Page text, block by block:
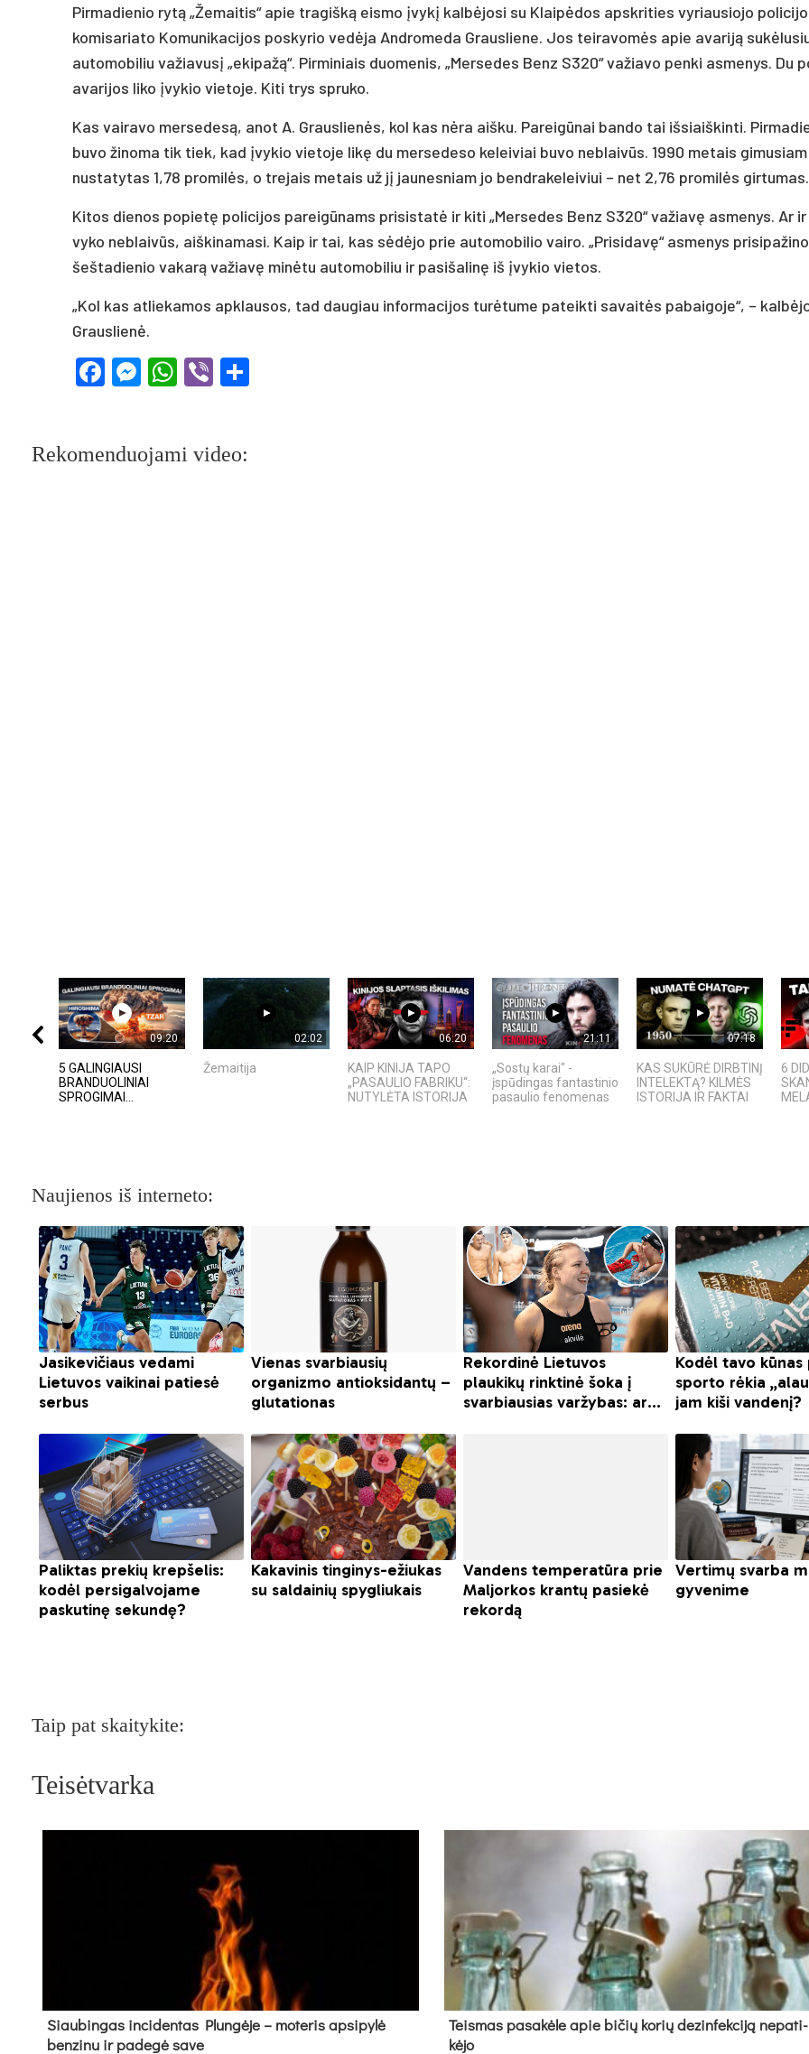
Pirmadienio rytą „Žemaitis“ apie tragišką eismo įvykį kalbėjosi su Klaipėdos apskrities vyriausiojo
komisariato Komunikacijos poskyrio vedėja Andromeda Grausliene. Jos teiravomės apie avariją
automobiliu važiavusį „ekipažą“. Pirminiais duomenis, „Mersedes Benz S320“ važiavo penki asmenys. Du
avarijos liko įvykio vietoje. Kiti trys spruko.
Kas vairavo mersedesą, anot A. Grauslienės, kol kas nėra aišku. Pareigūnai bando tai išsiaiškinti.
buvo žinoma tik tiek, kad įvykio vietoje likę du mersedeso keleiviai buvo neblaivūs. 1990 metais
nustatytas 1,78 promilės, o trejais metais už jį jaunesniam jo bendrakeleiviui – net 2,76 promilės girtumas.
Kitos dienos popietę policijos pareigūnams prisistatė ir kiti „Mersedes Benz S320“ važiavę asmenys. Ar ir
vyko neblaivūs, aiškinamasi. Kaip ir tai, kas sėdėjo prie automobilio vairo. „Prisidavę“ asmenys
šeštadienio vakarą važiavę minėtu automobiliu ir pasišalinę iš įvykio vietos.
„Kol kas atliekamos apklausos, tad daugiau informacijos turėtume pateikti savaitės pabaigoje“, –
Grauslienė.
Facebook
Messenger
WhatsApp
Viber
Rekomenduojami video:
09:20
5 GALINGIAUSI
BRANDUOLINIAI
SPROGIMAI...
02:02
Žemaitija
06:20
KAIP KINIJA TAPO
„PASAULIO FABRIKU“:
NUTYLĖTA ISTORIJA
21:11
„Sostų karai" -
įspūdingas fantastinio
pasaulio fenomenas
07:18
KAS SUKŪRĖ DIRBTINĮ
INTELEKTĄ? KILMĖS
ISTORIJA IR FAKTAI
6
Naujienos iš interneto:
Taip pat skaitykite:
Teisėtvarka
Siau­bin­gas in­ci­den­tas Plun­gė­je – mo­te­ris ap­si­py­lė
ben­zi­nu ir pa­de­gė sa­ve
Teis­mas pa­sa­kė­le apie bi­čių ko­rių de­zin­fek­ci­ją ne­pa­ti­
kė­jo